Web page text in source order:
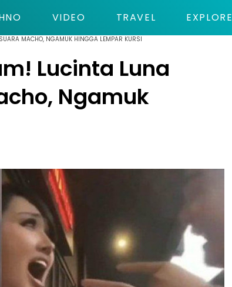
VIDEO TRAVEL EXPLORE
MACHO, NGAMUK HINGGA LEMPAR KURSI
Lucinta Luna
Ngamuk